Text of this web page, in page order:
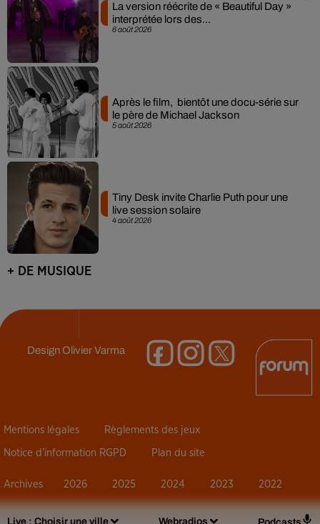
Live : Choisir une ville Webradios
6 août 2026
La version réécrite de « Beautiful Day »
interprétée lors des...
5 août 2026
Après le film, bientôt une docu-série sur
le père de Michael Jackson
4 août 2026
Tiny Desk invite Charlie Puth pour une
live session solaire
+ DE MUSIQUE
DesignOlivier Varma
Mentions légales Règlements des jeux
Notice d’information RGPD Plan du site
Archives 2026 2025 2024 2023 2022